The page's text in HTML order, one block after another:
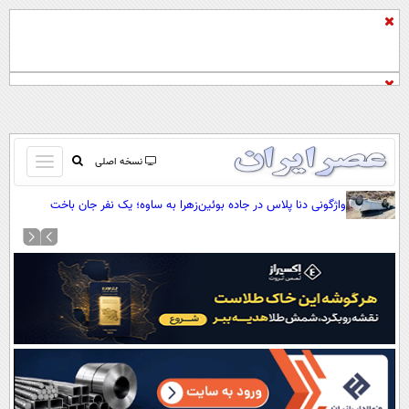
نسخه اصلی
باز
و
کردن
منو
صفحه اول
آرشیو
نظرسنجی
آب و هوا
اوقات شرعی
سواد زندگی
واژگونی دنا پلاس در جاده بوئین‌زهرا به ساوه؛ یک نفر جان باخت